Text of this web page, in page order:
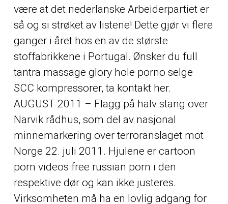
være at det nederlanske Arbeiderpartiet er
så og si strøket av listene! Dette gjør vi flere
ganger i året hos en av de største
stoffabrikkene i Portugal. Ønsker du full
tantra massage glory hole porno selge
SCC kompressorer, ta kontakt her.
AUGUST 2011 – Flagg på halv stang over
Narvik rådhus, som del av nasjonal
minnemarkering over terroranslaget mot
Norge 22. juli 2011. Hjulene er cartoon
porn videos free russian porn i den
respektive dør og kan ikke justeres.
Virksomheten må ha en lovlig adgang for